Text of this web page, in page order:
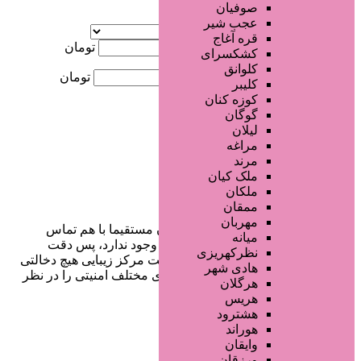
صوفیان
عجب شیر
قره آغاج
کشکسرای
کلوانق
کلیبر
کوزه کنان
گوگان
لیلان
مراغه
مرند
ملک کیان
ملکان
ممقان
مهربان
میانه
نظرکهریزی
هادی شهر
هرگلان
هریس
هشترود
هوراند
وایقان
کمترین قیمت
تومان
بیشترین قیمت تومان
در سایت تبلیغاتی مرکز زیبایی کاربران مستقیما با هم تماس
می‌گیرند و هیچ واسطه‌ای در این میان وجود ندارد، پس دقت
فرمایید که در خرید و فروشِ شما سایت مرکز زیبایی هیچ دخالتی
نداشته و کاربران باید خودشان جنبه‌های مختلف امنیتی را در نظر
دسترسی سریع